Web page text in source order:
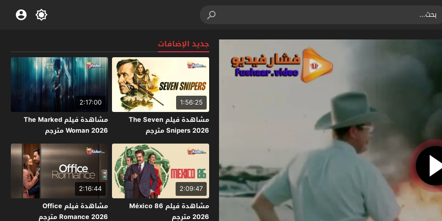
جديد الإضافات
1:56:25
مشاهدة فيلم The Seven
Snipers 2026 مترجم
2:17:00
مشاهدة فيلم The Marked
Woman 2026 مترجم
2:09:47
مشاهدة فيلم México 86
2026 مترجم
2:16:44
مشاهدة فيلم Office
Romance 2026 مترجم